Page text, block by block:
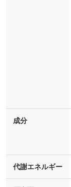
成分
代謝エネルギー